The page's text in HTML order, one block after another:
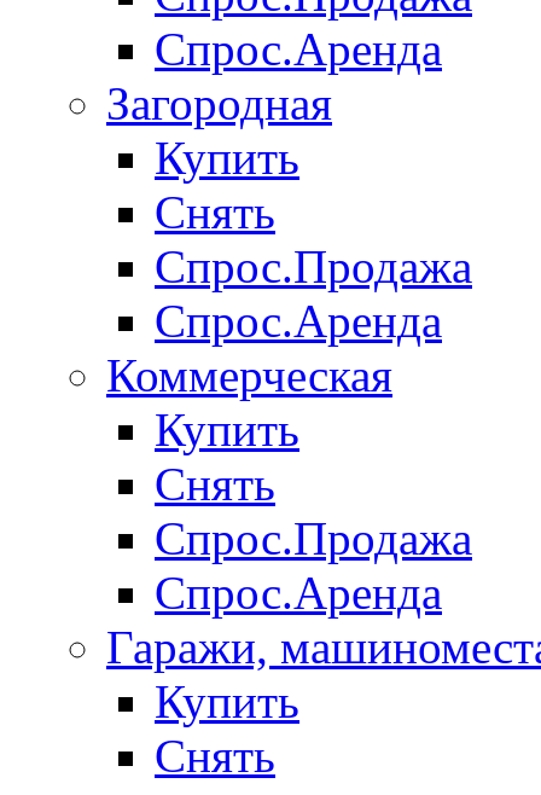
Спрос.Аренда
Загородная
Купить
Снять
Спрос.Продажа
Спрос.Аренда
Коммерческая
Купить
Снять
Спрос.Продажа
Спрос.Аренда
Гаражи,
Купить
Снять